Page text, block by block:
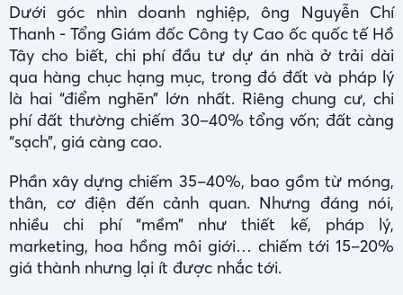
Dưới góc nhìn doanh nghiệp, ông Nguyễn Chí
Thanh - Tổng Giám đốc Công ty Cao ốc quốc tế Hồ
Tây cho biết, chi phí đầu tư dự án nhà ở trải dài
qua hàng chục hạng mục, trong đó đất và pháp lý
là hai “điểm nghẽn” lớn nhất. Riêng chung cư, chi
phí đất thường chiếm 30–40% tổng vốn; đất càng
“sạch”, giá càng cao.
Phần xây dựng chiếm 35–40%, bao gồm từ móng,
thân, cơ điện đến cảnh quan. Nhưng đáng nói,
nhiều chi phí “mềm” như thiết kế, pháp lý,
marketing, hoa hồng môi giới… chiếm tới 15–20%
giá thành nhưng lại ít được nhắc tới.